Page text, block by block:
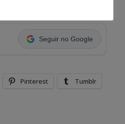
Seguir no Google
Pinterest Tumblr